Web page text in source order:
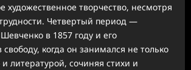
художественное творчество, несмотря
Четвертый период —
в 1857 году и его
когда он занимался не только
литературой, сочиняя стихи и